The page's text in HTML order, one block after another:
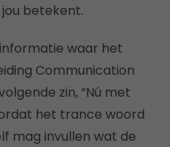
jou betekent.
waar het
Communication
zin, “Nú met
het trance woord
mag invullen wat de